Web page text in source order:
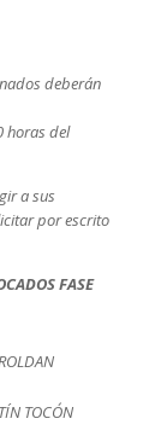
deberán
horas del
a sus
por escrito
FASE
TOCÓN